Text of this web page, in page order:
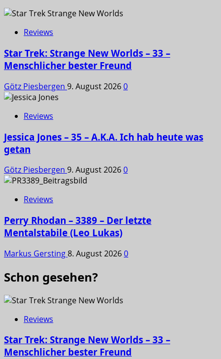
Reviews
Star Trek: Strange New Worlds – 33 –
Menschlicher bester Freund
Götz Piesbergen 9. August 20260
Reviews
Jessica Jones – 35 – A.K.A. Ich hab heute was
getan
Götz Piesbergen 9. August 20260
Reviews
Perry Rhodan – 3389 – Der letzte
Mentalstabile (Leo Lukas)
Markus Gersting8. August 20260
Schon gesehen?
Reviews
Star Trek: Strange New Worlds – 33 –
Menschlicher bester Freund